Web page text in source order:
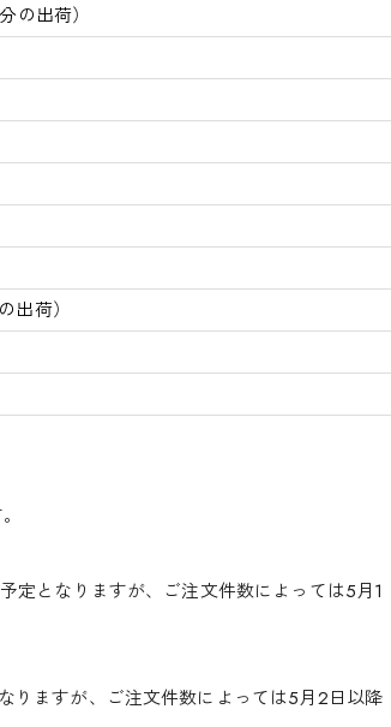
の出荷）
出荷）
となりますが、ご注文件数によっては5月1
ますが、ご注文件数によっては5月2日以降